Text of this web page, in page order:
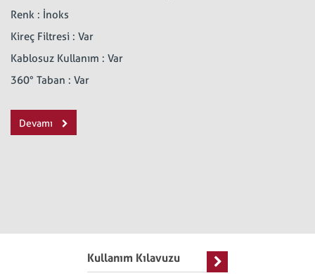
Renk : İnoks
Kireç Filtresi : Var
Kablosuz Kullanım : Var
360° Taban : Var
Devamı
Kullanım Kılavuzu